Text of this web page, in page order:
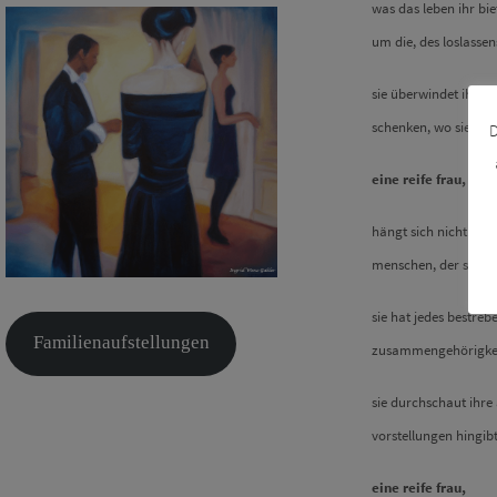
was das leben ihr
um die, des
sie überwindet ihre
schenken, wo sie
eine reife frau,
hängt sich nicht auf
menschen, der sein
sie hat jedes
sie durchschaut
vorstellungen
eine reife frau,
Familienaufstellungen